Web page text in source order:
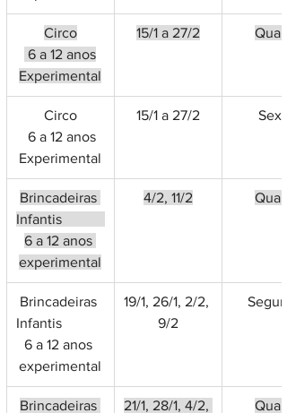
Circo
6 a 12 anos
Experimental
15/1 a 27/2
Circo
6 a 12 anos
Experimental
15/1 a 27/2 Sexta
Brincadeiras
Infantis
6 a 12 anos
experimental
4/2, 11/2
Brincadeiras
Infantis
6 a 12 anos
experimental
19/1, 26/1, 2/2,
9/2
Brincadeiras
21/1, 28/1, 4/2,